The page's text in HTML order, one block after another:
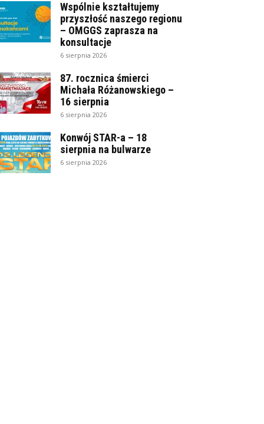
Wspólnie kształtujemy
przyszłość naszego regionu
– OMGGS zaprasza na
konsultacje
6 sierpnia 2026
87. rocznica śmierci
Michała Różanowskiego –
16 sierpnia
6 sierpnia 2026
Konwój STAR-a – 18
sierpnia na bulwarze
6 sierpnia 2026